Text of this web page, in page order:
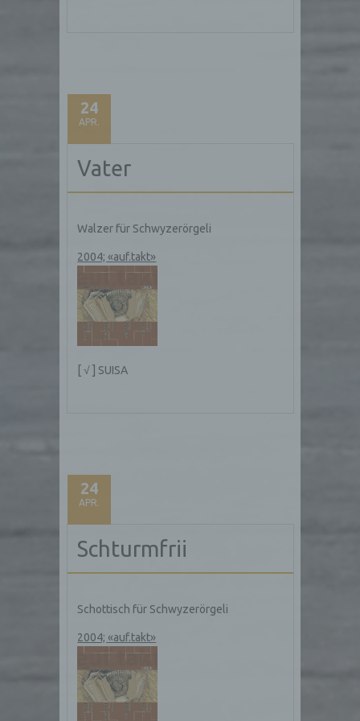
24
APR.
Vater
Walzer für Schwyzerörgeli
2004; «auf.takt»
[ √ ] SUISA
24
APR.
Schturmfrii
Schottisch für Schwyzerörgeli
2004; «auf.takt»
Server dem konkreten Internetbrowser zugeordnet
werden können, in dem das Cookie gespeichert
wurde. Dies ermöglicht es den besuchten
Internetseiten und Servern, den individuellen
Browser der betroffenen Person von anderen
Internetbrowsern, die andere Cookies enthalten,
zu unterscheiden. Ein bestimmter Internetbrowser
und identifiziert werden.
Durch den Einsatz von Cookies kann den Nutzern
dieser Internetseite nutzerfreundlichere Services
bereitstellen, die ohne die Cookie-Setzung nicht
möglich wären.
Mittels eines Cookies können die Informationen
und Angebote auf unserer Internetseite im Sinne
des Benutzers optimiert werden. Cookies
ermöglichen uns, wie bereits erwähnt, die
jedem Besuch der Internetseite erneut seine
Zugangsdaten eingeben, weil dies von der
Internetseite und dem auf dem Computersystem
des Benutzers abgelegten Cookie übernommen
wird. Ein weiteres Beispiel ist das Cookie eines
Warenkorbes im Online-Shop. Der Online-Shop
merkt sich die Artikel, die ein Kunde in den
Die betroffene Person kann die Setzung von
Cookies durch unsere Internetseite jederzeit
mittels einer entsprechenden Einstellung des
genutzten Internetbrowsers verhindern und damit
der Setzung von Cookies dauerhaft
widersprechen. Ferner können bereits gesetzte
Cookies jederzeit über einen Internetbrowser oder